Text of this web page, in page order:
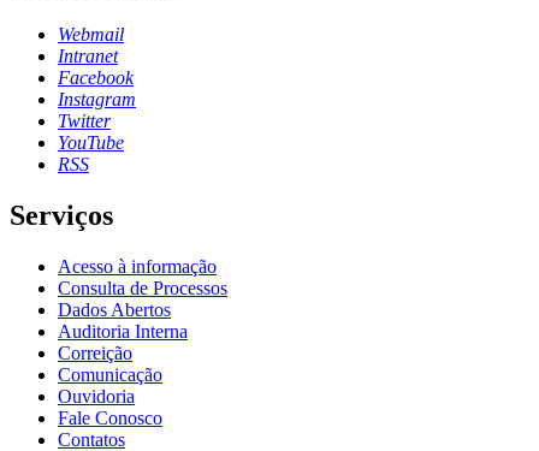
Webmail
Intranet
Facebook
Instagram
Twitter
YouTube
RSS
Serviços
Acesso à informação
Consulta de Processos
Dados Abertos
Auditoria Interna
Correição
Comunicação
Ouvidoria
Fale Conosco
Contatos